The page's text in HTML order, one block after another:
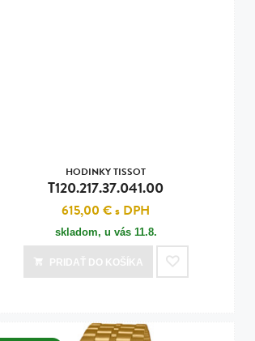
HODINKY TISSOT
T120.217.37.041.00
615,00 €s DPH
skladom, u vás 11.8.
PRIDAŤDO KOŠÍKA